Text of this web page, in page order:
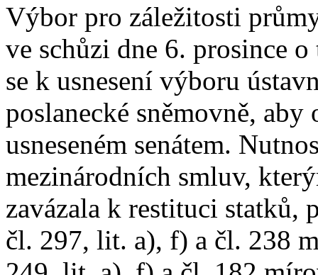
Výbor pro záležitosti
ve schůzi dne 6. prosince
se k usnesení výboru
poslanecké sněmovně,
usneseném senátem.
mezinárodních smluv,
zavázala k restituci statků,
čl. 297, lit. a), f) a čl. 238